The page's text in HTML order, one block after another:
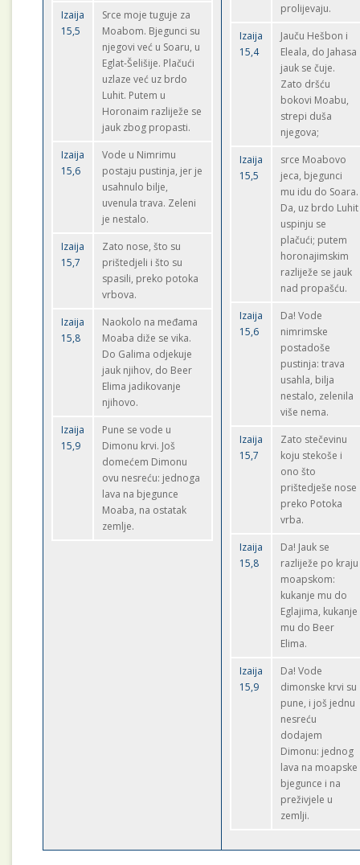
Izaija
15,5
Srce moje tuguje za
Moabom. Bjegunci su
njegovi već u Soaru, u
Eglat-Šelišije. Plačući
uzlaze već uz brdo
Luhit. Putem u
Horonaim razliježe se
jauk zbog propasti.
Izaija
15,6
Vode u Nimrimu
postaju pustinja, jer je
usahnulo bilje,
uvenula trava. Zeleni
je nestalo.
Izaija
15,7
Zato nose, što su
prištedjeli i što su
spasili, preko potoka
vrbova.
Izaija
15,8
Naokolo na međama
Moaba diže se vika.
Do Galima odjekuje
jauk njihov, do Beer
Elima jadikovanje
njihovo.
Izaija
15,9
Pune se vode u
Dimonu krvi. Još
domećem Dimonu
ovu nesreću: jednoga
lava na bjegunce
Moaba, na ostatak
zemlje.
prolijevaju.
Izaija
15,4
Jauču Hešbon i
Eleala, do Jahasa
jauk se čuje.
Zato dršću
bokovi Moabu,
strepi duša
njegova;
Izaija
15,5
srce Moabovo
jeca, bjegunci
mu idu do Soara.
Da, uz brdo Luhit
uspinju se
plačući; putem
horonajimskim
razliježe se jauk
nad propašću.
Izaija
15,6
Da! Vode
nimrimske
postadoše
pustinja: trava
usahla, bilja
nestalo, zelenila
više nema.
Izaija
15,7
Zato stečevinu
koju stekoše i
ono što
prištedješe nose
preko Potoka
vrba.
Izaija
15,8
Da! Jauk se
razliježe po kraju
moapskom:
kukanje mu do
Eglajima, kukanje
mu do Beer
Elima.
Izaija
15,9
Da! Vode
dimonske krvi su
pune, i još jednu
nesreću
dodajem
Dimonu: jednog
lava na moapske
bjegunce i na
preživjele u
zemlji.